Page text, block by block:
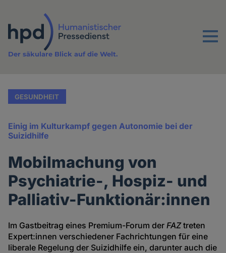
Inhalt
Menu
Der säkulare Blick auf die Welt.
GESUNDHEIT
Einig im Kulturkampf gegen Autonomie bei der
Suizidhilfe
Mobilmachung von
Psychiatrie-, Hospiz- und
Palliativ-Funktionär:innen
Im Gastbeitrag eines Premium-Forum derFAZtreten
Expert:innen verschiedener Fachrichtungen für eine
liberale Regelung der Suizidhilfe ein, darunter auch die